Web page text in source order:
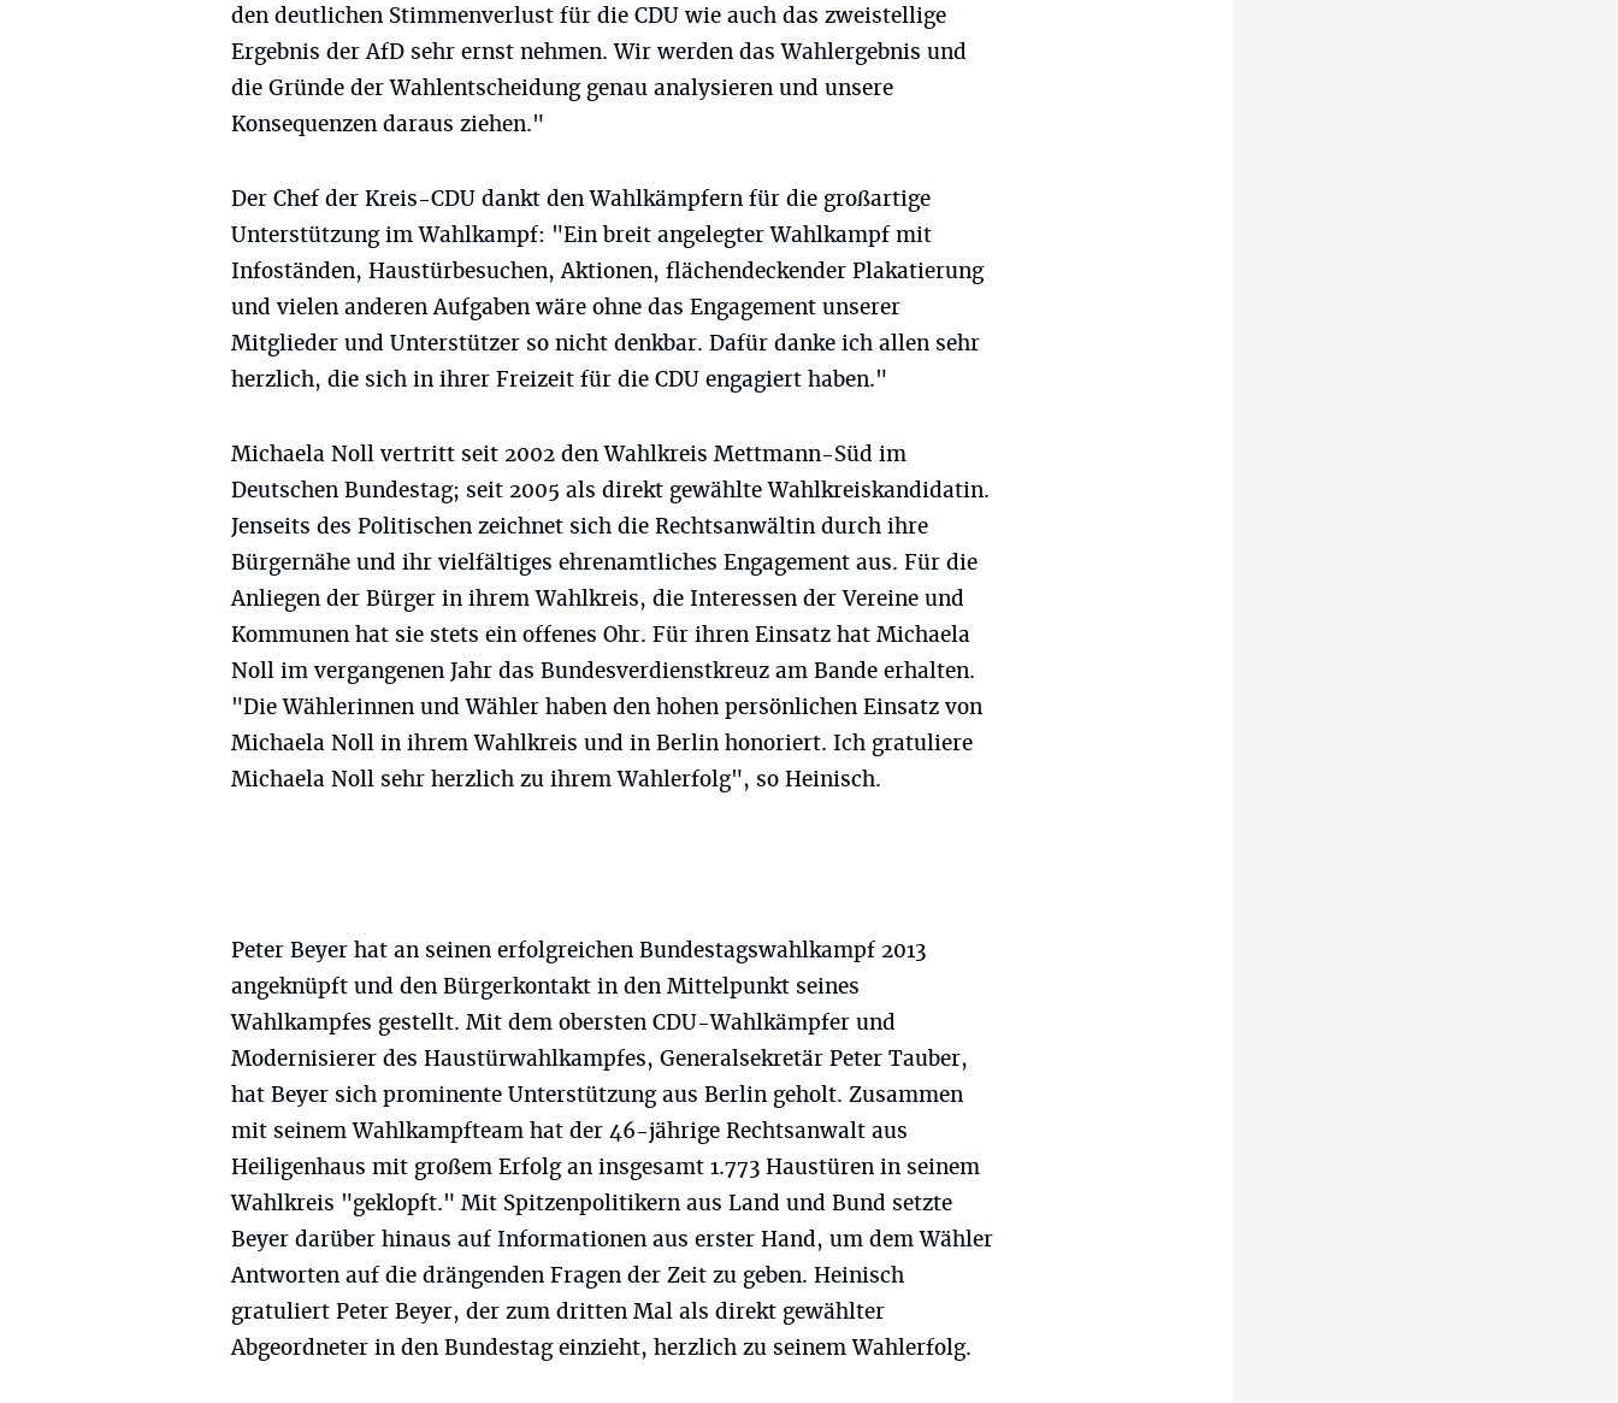
den deutlichen Stimmenverlust für die CDU wie auch das zweistellige
Ergebnis der AfD sehr ernst nehmen. Wir werden das Wahlergebnis und
die Gründe der Wahlentscheidung genau analysieren und unsere
Konsequenzen daraus ziehen."
Der Chef der Kreis-CDU dankt den Wahlkämpfern für die großartige
Unterstützung im Wahlkampf: "Ein breit angelegter Wahlkampf mit
Infoständen, Haustürbesuchen, Aktionen, flächendeckender Plakatierung
und vielen anderen Aufgaben wäre ohne das Engagement unserer
Mitglieder und Unterstützer so nicht denkbar. Dafür danke ich allen sehr
herzlich, die sich in ihrer Freizeit für die CDU engagiert haben."
Michaela Noll vertritt seit 2002 den Wahlkreis Mettmann-Süd im
Deutschen Bundestag; seit 2005 als direkt gewählte Wahlkreiskandidatin.
Jenseits des Politischen zeichnet sich die Rechtsanwältin durch ihre
Bürgernähe und ihr vielfältiges ehrenamtliches Engagement aus. Für die
Anliegen der Bürger in ihrem Wahlkreis, die Interessen der Vereine und
Kommunen hat sie stets ein offenes Ohr. Für ihren Einsatz hat Michaela
Noll im vergangenen Jahr das Bundesverdienstkreuz am Bande erhalten.
"Die Wählerinnen und Wähler haben den hohen persönlichen Einsatz von
Michaela Noll in ihrem Wahlkreis und in Berlin honoriert. Ich gratuliere
Michaela Noll sehr herzlich zu ihrem Wahlerfolg", so Heinisch.
Peter Beyer hat an seinen erfolgreichen Bundestagswahlkampf 2013
angeknüpft und den Bürgerkontakt in den Mittelpunkt seines
Wahlkampfes gestellt. Mit dem obersten CDU-Wahlkämpfer und
Modernisierer des Haustürwahlkampfes, Generalsekretär Peter Tauber,
hat Beyer sich prominente Unterstützung aus Berlin geholt. Zusammen
mit seinem Wahlkampfteam hat der 46-jährige Rechtsanwalt aus
Heiligenhaus mit großem Erfolg an insgesamt 1.773 Haustüren in seinem
Wahlkreis "geklopft." Mit Spitzenpolitikern aus Land und Bund setzte
Beyer darüber hinaus auf Informationen aus erster Hand, um dem Wähler
Antworten auf die drängenden Fragen der Zeit zu geben. Heinisch
gratuliert Peter Beyer, der zum dritten Mal als direkt gewählter
Abgeordneter in den Bundestag einzieht, herzlich zu seinem Wahlerfolg.